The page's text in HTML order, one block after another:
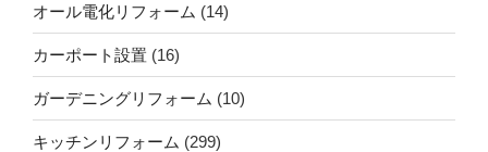
オール電化リフォーム (14)
カーポート設置 (16)
ガーデニングリフォーム (10)
キッチンリフォーム (299)